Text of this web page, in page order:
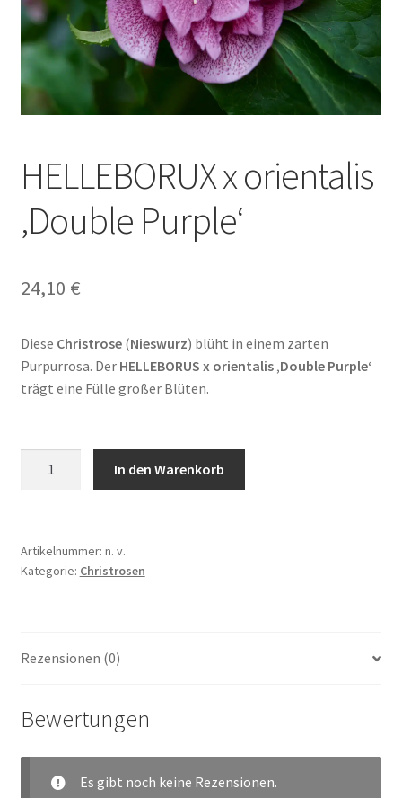
HELLEBORUX x orientalis
‚Double Purple‘
24,10 €
Diese Christrose(Nieswurz) blüht in einem zarten
Purpurrosa. Der HELLEBORUS x orientalis ‚Double Purple‘
trägt eine Fülle großer Blüten.
Purple'
Menge
In den Warenkorb
Artikelnummer: n. v.
Kategorie: Christrosen
Rezensionen (0)
Bewertungen
Es gibt noch keine Rezensionen.